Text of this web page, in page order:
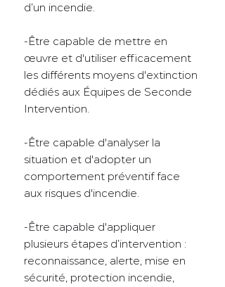
d’un incendie.
-Être capable de mettre en
œuvre et d'utiliser efficacement
les différents moyens d'extinction
dédiés aux Équipes de Seconde
Intervention.
-Être capable d'analyser la
situation et d'adopter un
comportement préventif face
aux risques d'incendie.
-Être capable d'appliquer
plusieurs étapes d’intervention :
reconnaissance, alerte, mise en
sécurité, protection incendie,